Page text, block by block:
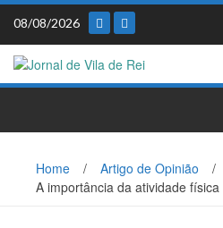
Skip
content
08/08/2026
Home / Artigo de Opinião
/
A importância da atividade